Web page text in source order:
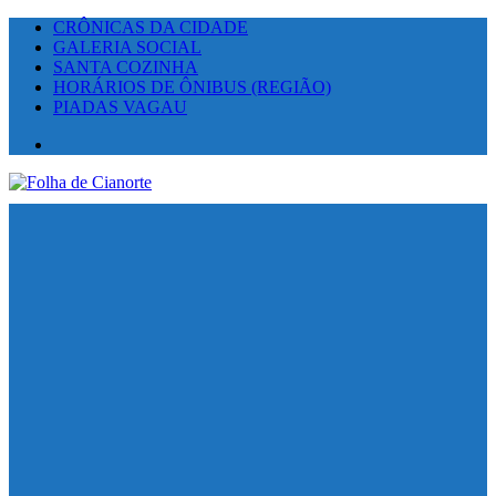
CRÔNICAS DA CIDADE
GALERIA SOCIAL
SANTA COZINHA
HORÁRIOS DE ÔNIBUS (REGIÃO)
PIADAS VAGAU